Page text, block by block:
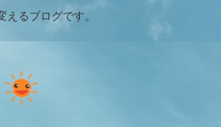
るブログです。